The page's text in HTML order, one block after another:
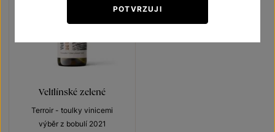
Veltlínské zelené
Terroir - toulky vinicemi
výběr z bobulí 2021
POTVRZUJI